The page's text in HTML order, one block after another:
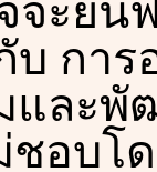
ะยื่น
บ กา
และ
ชอบโ